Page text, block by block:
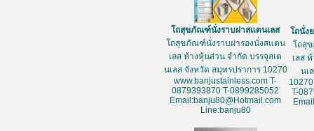
โถสุขภัณฑ์นั่งราบฝาสแตนเลส
โถสุขภัณฑ์นั่งราบฝารองนั่งสแตน
เลส ห้างหุ้นส่วน จำกัด บรรจุสเต
นเลส จังหวัด สมุทรปราการ 10270
www.banjustainless.com T-
0879393870 T-0899285052
Email:banju80@Hotmail.com
Line:banju80
โถนั่ง
โถสุ
เลส
นเ
T-